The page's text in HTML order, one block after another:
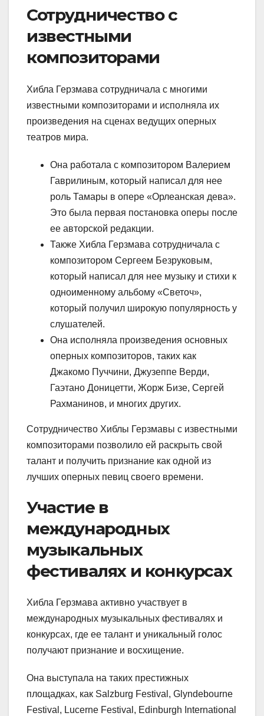
Сотрудничество с
известными
композиторами
Хибла Герзмава сотрудничала с многими
известными композиторами и исполняла их
произведения на сценах ведущих оперных
театров мира.
Она работала с композитором Валерием
Гаврилиным, который написал для нее
роль Тамары в опере «Орлеанская дева».
Это была первая постановка оперы после
ее авторской редакции.
Также Хибла Герзмава сотрудничала с
композитором Сергеем Безруковым,
который написал для нее музыку и стихи к
одноименному альбому «Светоч»,
который получил широкую популярность у
слушателей.
Она исполняла произведения основных
оперных композиторов, таких как
Джакомо Пуччини, Джузеппе Верди,
Гаэтано Доницетти, Жорж Бизе, Сергей
Рахманинов, и многих других.
Сотрудничество Хиблы Герзмавы с известными
композиторами позволило ей раскрыть свой
талант и получить признание как одной из
лучших оперных певиц своего времени.
Участие в
международных
музыкальных
фестивалях и конкурсах
Хибла Герзмава активно участвует в
международных музыкальных фестивалях и
конкурсах, где ее талант и уникальный голос
получают признание и восхищение.
Она выступала на таких престижных
площадках, как Salzburg Festival, Glyndebourne
Festival, Lucerne Festival, Edinburgh International